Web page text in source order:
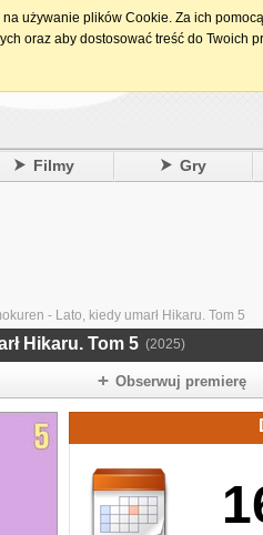
Filmy Gry
- Lato, kiedy umarł Hikaru. Tom 5
Hikaru. Tom 5 (2025)
Obserwuj premierę
używanie plików Cookie. Za ich
oraz aby dostosować treść do Twoich